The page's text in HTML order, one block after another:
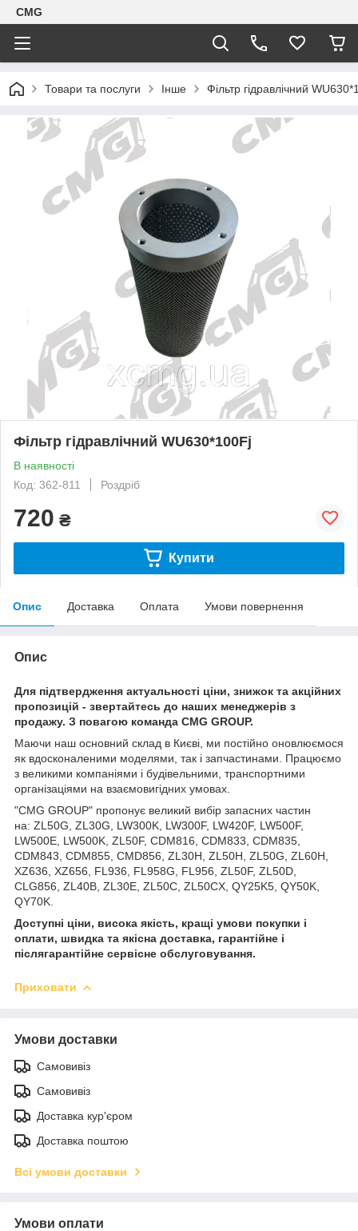
CMG
Товари та послуги Інше Фільтр гідравлічний
Фільтр гідравлічний WU630*100Fj
В наявності
Код: 362-811
Роздріб
720 ₴
Купити
Опис Доставка Оплата Умови повернення
Опис
Для підтвердження актуальності ціни, знижок та акційних
пропозицій - звертайтесь до наших менеджерів з
продажу. З повагою команда CMG GROUP.
Маючи наш основний склад в Києві, ми постійно оновлюємося
як вдосконаленими моделями, так і запчастинами. Працюємо
з великими компаніями і будівельними, транспортними
організаціями на взаємовигідних умовах.
"CMG GROUP" пропонує великий вибір запасних частин
на: ZL50G, ZL30G, LW300K, LW300F, LW420F, LW500F,
LW500E, LW500K, ZL50F, CDM816, CDM833, CDM835,
CDM843, CDM855, CMD856, ZL30H, ZL50H, ZL50G, ZL60H,
XZ636, XZ656, FL936, FL958G, FL956, ZL50F, ZL50D,
CLG856, ZL40B, ZL30E, ZL50C, ZL50CX, QY25K5, QY50K,
QY70K.
Доступні ціни, висока якість, кращі умови покупки і
оплати, швидка та якісна доставка, гарантійне і
післягарантійне сервісне обслуговування.
Приховати
Умови доставки
Самовивіз
Самовивіз
Доставка кур'єром
Доставка поштою
Всі умови доставки
Умови оплати